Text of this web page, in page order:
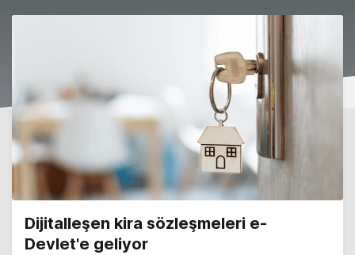
Dijitalleşen kira sözleşmeleri e-
Devlet'e geliyor